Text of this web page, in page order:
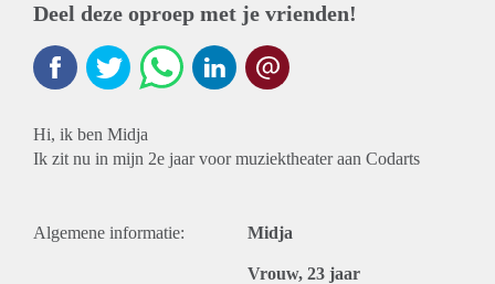
Deel deze oproep met je vrienden!
Hi, ik ben Midja
Ik zit nu in mijn 2e jaar voor muziektheater aan Codarts
Algemene informatie: Midja
Vrouw, 23 jaar